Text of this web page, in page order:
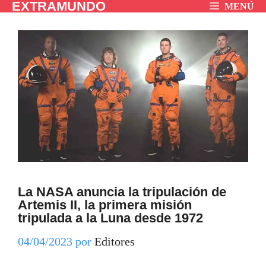
Saltar
contenido
EXTRAMUNDO MENÚ
La NASA anuncia la tripulación de
Artemis II, la primera misión
tripulada a la Luna desde 1972
04/04/2023 por Editores